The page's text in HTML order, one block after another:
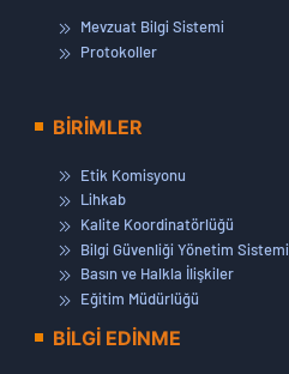
Mevzuat Bilgi Sistemi
Protokoller
BİRİMLER
Etik Komisyonu
Lihkab
Kalite Koordinatörlüğü
Bilgi Güvenliği Yönetim Sistemi
Basın ve Halkla İlişkiler
Eğitim Müdürlüğü
BİLGİ EDİNME